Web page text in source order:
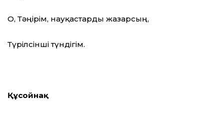
О, Тәңірім, науқастарды жазарсың,
Түрілсінші түндігім.
Құсойнақ